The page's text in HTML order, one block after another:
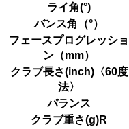
ライ角(°)
バンス角（°）
フェースプログレッショ
ン（mm）
クラブ長さ(inch)〈60度
法〉
バランス
クラブ重さ(g)R